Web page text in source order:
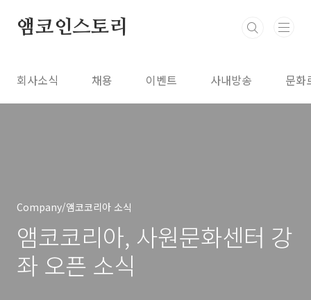
앰코인스토리
회사소식 채용 이벤트 사내방송 문화
Company/앰코코리아 소식
앰코코리아, 사원문화센터 강
좌 오픈 소식